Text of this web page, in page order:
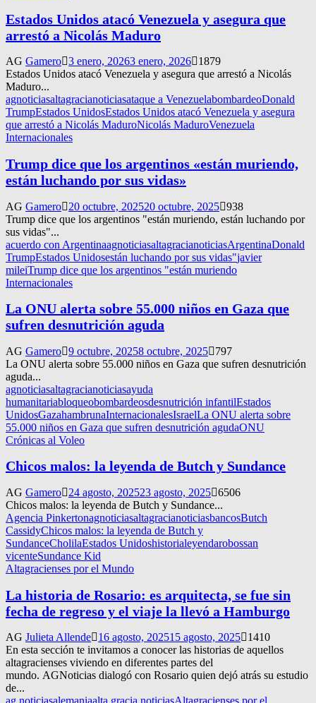
Estados Unidos atacó Venezuela y asegura que
arrestó a Nicolás Maduro
AG Gamero 3 enero, 20263 enero, 2026
1879
Estados Unidos atacó Venezuela y asegura que arrestó a Nicolás
Maduro...
agnoticiasaltagracianoticiasataque a VenezuelabombardeoDonald
TrumpEstados UnidosEstados Unidos atacó Venezuela y asegura
que arrestó a Nicolás MaduroNicolás MaduroVenezuela
Internacionales
Trump dice que los argentinos «están muriendo,
están luchando por sus vidas»
AG Gamero 20 octubre, 202520 octubre, 2025 938
Trump dice que los argentinos "están muriendo, están luchando por
sus vidas"...
acuerdo con ArgentinaagnoticiasaltagracianoticiasArgentinaDonald
TrumpEstados Unidosestán luchando por sus vidas"javier
mileiTrump dice que los argentinos "están muriendo
Internacionales
La ONU alerta sobre 55.000 niños en Gaza que
sufren desnutrición aguda
AG Gamero 9 octubre, 20258 octubre, 2025
797
La ONU alerta sobre 55.000 niños en Gaza que sufren desnutrición
aguda...
agnoticiasaltagracianoticiasayuda
humanitariabloqueobombardeosdesnutrición infantilEstados
UnidosGazahambrunaInternacionalesIsraelLa ONU alerta sobre
55.000 niños en Gaza que sufren desnutrición agudaONU
Crónicas al Voleo
Chicos malos: la leyenda de Butch y Sundance
AG Gamero 24 agosto, 202523 agosto, 2025 6506
Chicos malos: la leyenda de Butch y Sundance...
Agencia PinkertonagnoticiasaltagracianoticiasbancosButch
CassidyChicos malos: la leyenda de Butch y
SundanceCholilaEstados Unidoshistorialeyendarobossan
vicenteSundance Kid
Altagracienses por el Mundo
La historia de Rosario: es arquitecta, se fue sin
fecha de regreso y el viaje la llevó a Hamburgo
AG Julieta Allende 16 agosto, 202515 agosto, 2025
1410
En esta sección te invitamos a conocer las historias de aquellos
altagracienses viviendo en diferentes partes del
mundo. AGNoticias dialogó con Rosario quien dejó atrás su estudio
de...
ag noticiasalemaniaalta gracia noticiasAltagracienses por el